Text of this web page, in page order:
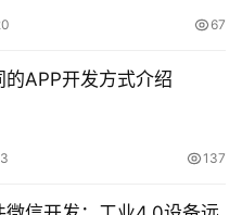
67
的APP开发方式介绍
137